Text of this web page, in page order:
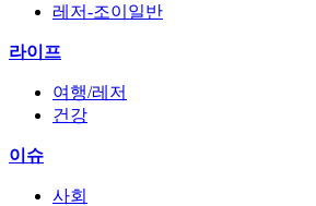
레저-조이일반
라이프
여행/레저
건강
이슈
사회